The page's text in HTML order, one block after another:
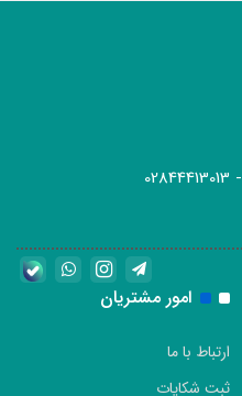
امور مشتریان
ارتباط با ما
ثبت شکایات